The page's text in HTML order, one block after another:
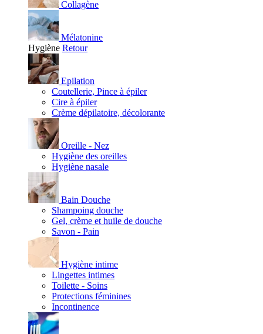
Collagène
Mélatonine
Hygiène Retour
Epilation
Coutellerie, Pince à épiler
Cire à épiler
Crème dépilatoire, décolorante
Oreille - Nez
Hygiène des oreilles
Hygiène nasale
Bain Douche
Shampoing douche
Gel, crème et huile de douche
Savon - Pain
Hygiène intime
Lingettes intimes
Toilette - Soins
Protections féminines
Incontinence